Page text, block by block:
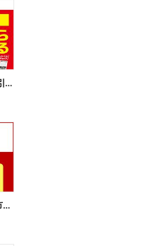
【無料引換券!】焼き麺買うとお茶引換券貰える!
楽天ポイントカード提示で、楽天市場でのお買い物がおトクに!